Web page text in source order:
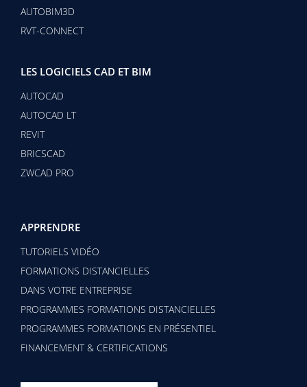
AUTOBIM3D
RVT-CONNECT
LES LOGICIELS CAD ET BIM
AUTOCAD
AUTOCAD LT
REVIT
BRICSCAD
ZWCAD PRO
APPRENDRE
TUTORIELS VIDÉO
FORMATIONS DISTANCIELLES
DANS VOTRE ENTREPRISE
PROGRAMMES FORMATIONS DISTANCIELLES
PROGRAMMES FORMATIONS EN PRÉSENTIEL
FINANCEMENT & CERTIFICATIONS